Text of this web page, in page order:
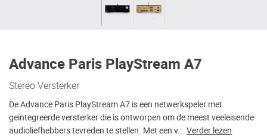
Advance Paris PlayStream A7
Stereo Versterker
De Advance Paris PlayStream A7 is een netwerkspeler met
geïntegreerde versterker die is ontworpen om de meest veeleisende
audioliefhebbers tevreden te stellen. Met een v... Verder lezen